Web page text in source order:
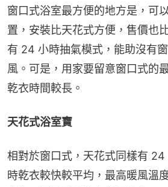
窗口式浴室最方便的地方是，可
置，安裝比天花式方便，售價也
有 24 小時抽氣模式，能助沒有
風。可是，用家要留意窗口式的
乾衣時間較長。
天花式浴室寶
相對於窗口式，天花式同樣有 24
時乾衣較快較平均，最高暖風溫